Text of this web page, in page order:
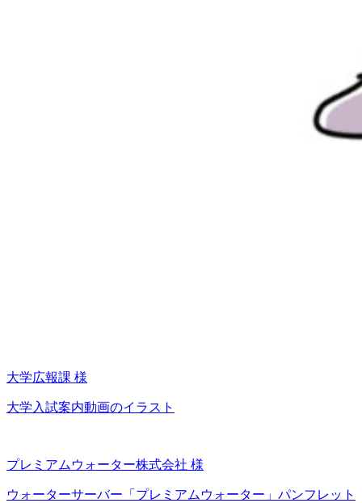
大学広報課 様
大学入試案内動画のイラスト
プレミアムウォーター株式会社 様
ウォーターサーバー「プレミアムウォーター」パンフレット